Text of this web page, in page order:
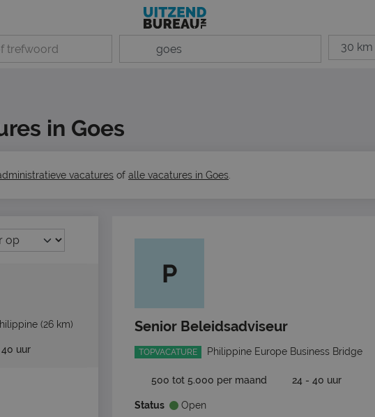
30 km
in Goes
vacatures of alle vacatures in Goes
(26 km)
40 uur
P
Senior Beleidsadviseur
TOPVACATURE Philippine Europe Business Bridge
500 tot 5.000 per maand 24 - 40 uur
Status Open